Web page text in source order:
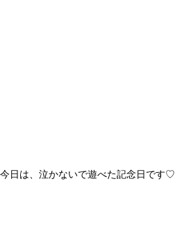
今日は、泣かないで遊べた記念日です♡